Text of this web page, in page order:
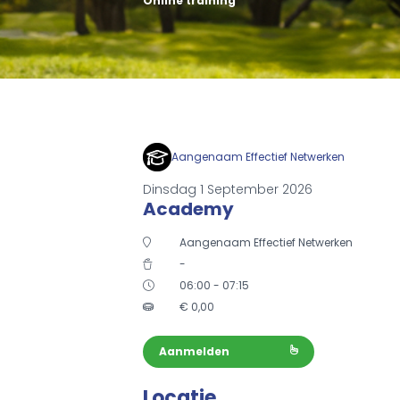
Aangenaam Effectief Netwerken
Dinsdag 1 September 2026
Academy
Aangenaam Effectief Netwerken
-
06:00 - 07:15
€ 0,00
Aanmelden